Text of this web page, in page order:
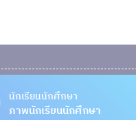
นักเรียนนักศึกษา
ภาพนักเรียนนักศึกษา